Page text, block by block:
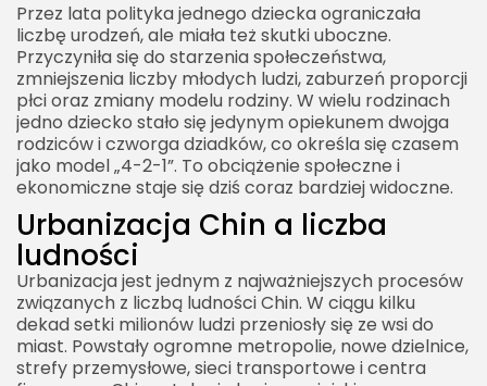
Przez lata polityka jednego dziecka ograniczała
liczbę urodzeń, ale miała też skutki uboczne.
Przyczyniła się do starzenia społeczeństwa,
zmniejszenia liczby młodych ludzi, zaburzeń proporcji
płci oraz zmiany modelu rodziny. W wielu rodzinach
jedno dziecko stało się jedynym opiekunem dwojga
rodziców i czworga dziadków, co określa się czasem
jako model „4-2-1”. To obciążenie społeczne i
ekonomiczne staje się dziś coraz bardziej widoczne.
Urbanizacja Chin a liczba
ludności
Urbanizacja jest jednym z najważniejszych procesów
związanych z liczbą ludności Chin. W ciągu kilku
dekad setki milionów ludzi przeniosły się ze wsi do
miast. Powstały ogromne metropolie, nowe dzielnice,
strefy przemysłowe, sieci transportowe i centra